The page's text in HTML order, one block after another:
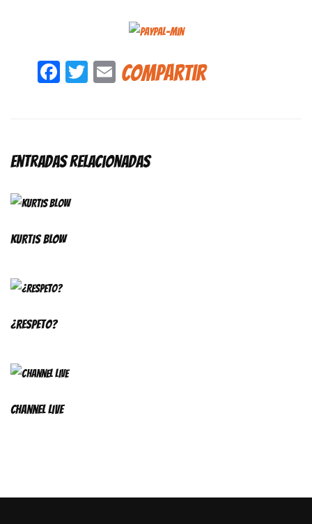
Facebook
Twitter
Email
Compartir
Entradas relacionadas
KURTIS BLOW
¿Respeto?
Channel Live